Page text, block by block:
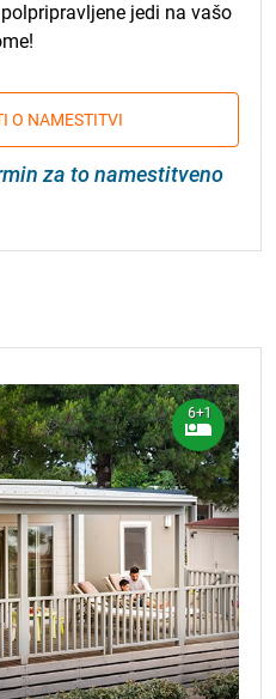
jedi na vašo
O NAMESTITVI
za to namestitveno
6+1